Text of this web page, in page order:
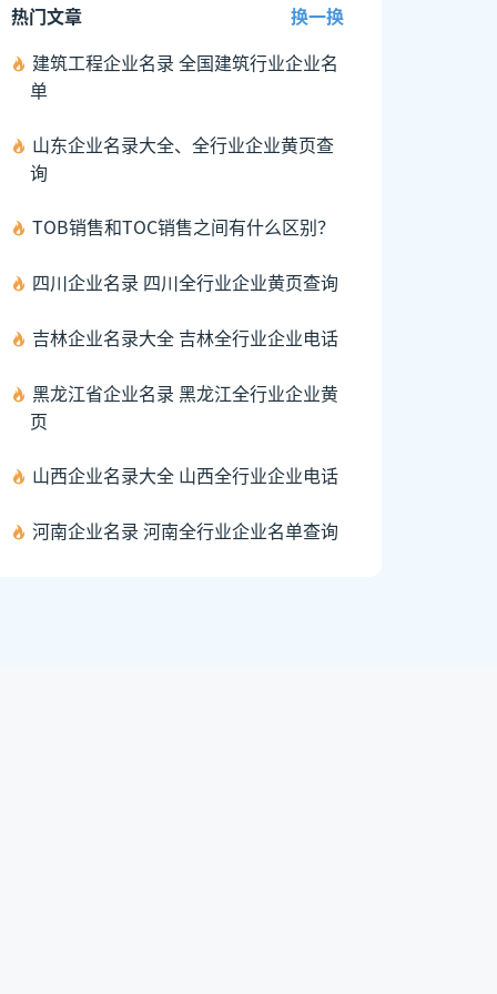
热门文章
换一换
建筑工程企业名录 全国建筑行业企业名
单
山东企业名录大全、全行业企业黄页查
询
TOB销售和TOC销售之间有什么区别？
四川企业名录 四川全行业企业黄页查询
吉林企业名录大全 吉林全行业企业电话
黑龙江省企业名录 黑龙江全行业企业黄
页
山西企业名录大全 山西全行业企业电话
河南企业名录 河南全行业企业名单查询